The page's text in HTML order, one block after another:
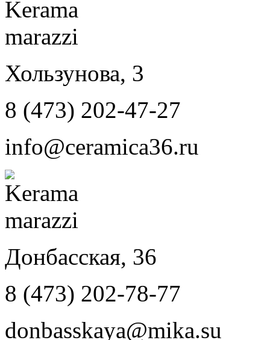
Хользунова, 3
8 (473) 202-47-27
info@ceramica36.ru
Донбасская, 36
8 (473) 202-78-77
donbasskaya@mika.su